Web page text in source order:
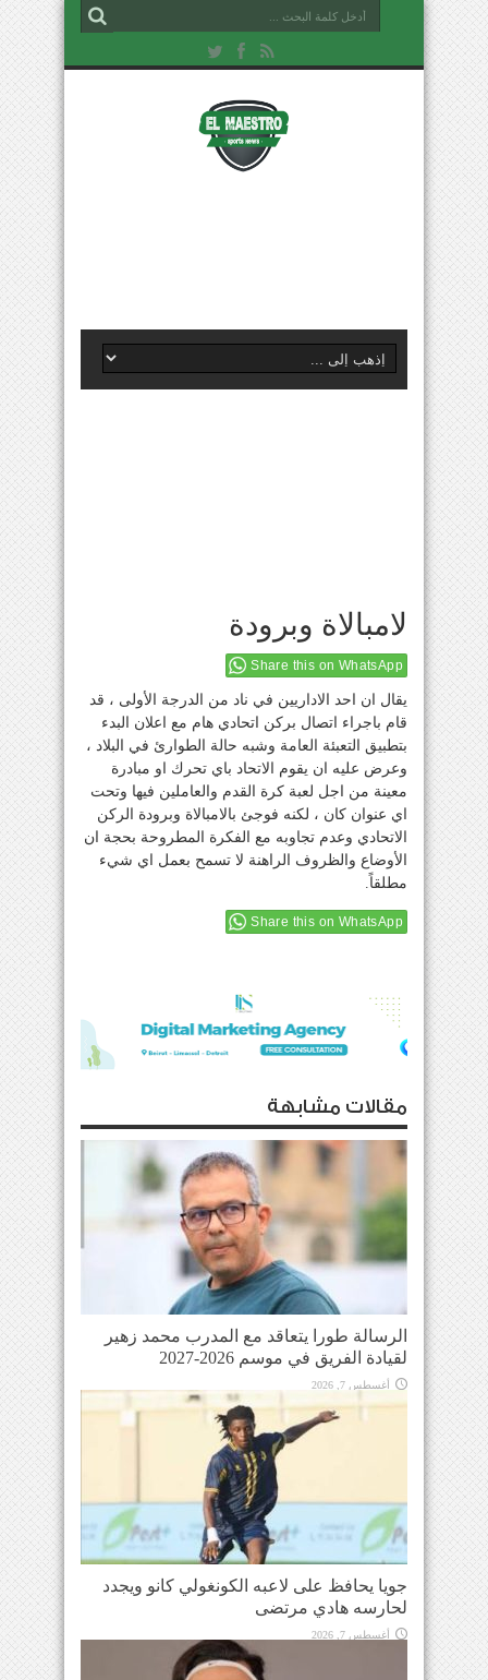
لامبالاة وبرودة
Share this on WhatsApp
يقال ان احد الاداريين في ناد من الدرجة الأولى ، قد
قام باجراء اتصال بركن اتحادي هام مع اعلان البدء
بتطبيق التعبئة العامة وشبه حالة الطوارئ في البلاد ،
وعرض عليه ان يقوم الاتحاد باي تحرك او مبادرة
معينة من اجل لعبة كرة القدم والعاملين فيها وتحت
اي عنوان كان ، لكنه فوجئ بالامبالاة وبرودة الركن
الاتحادي وعدم تجاوبه مع الفكرة المطروحة بحجة ان
الأوضاع والظروف الراهنة لا تسمح بعمل اي شيء
مطلقاً.
Share this on WhatsApp
مقالات مشابهة
الرسالة طورا يتعاقد مع المدرب محمد زهير
لقيادة الفريق في موسم 2026-2027
أغسطس 7, 2026
جويا يحافظ على لاعبه الكونغولي كانو ويجدد
لحارسه هادي مرتضى
أغسطس 7, 2026